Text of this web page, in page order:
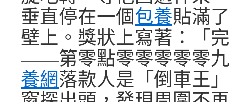
垂直停在一個包養貼滿
壁上。獎狀上寫著：「
——第零點零零零零零
養網落款人是「倒車王